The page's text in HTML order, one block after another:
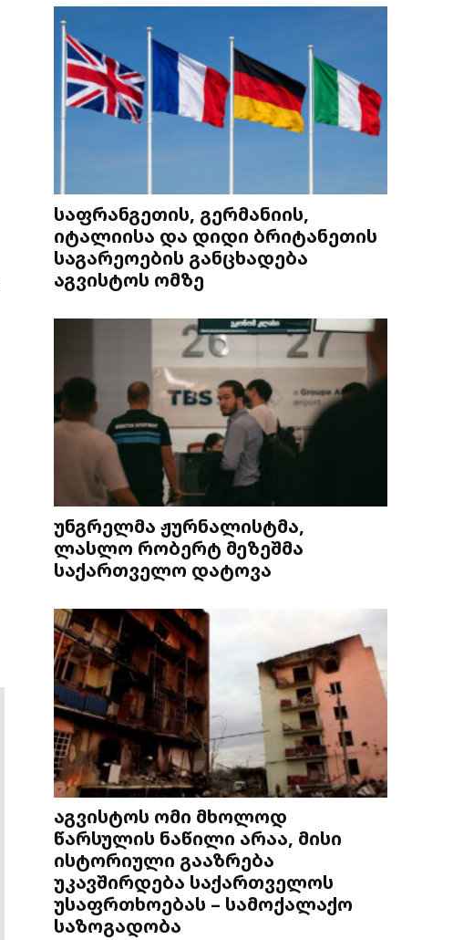
საფრანგეთის, გერმანიის,
იტალიისა და დიდი ბრიტანეთის
საგარეოების განცხადება
აგვისტოს ომზე
უნგრელმა ჟურნალისტმა,
ლასლო რობერტ მეზეშმა
საქართველო დატოვა
აგვისტოს ომი მხოლოდ
წარსულის ნაწილი არაა, მისი
ისტორიული გააზრება
უკავშირდება საქართველოს
უსაფრთხოებას – სამოქალაქო
საზოგადობა